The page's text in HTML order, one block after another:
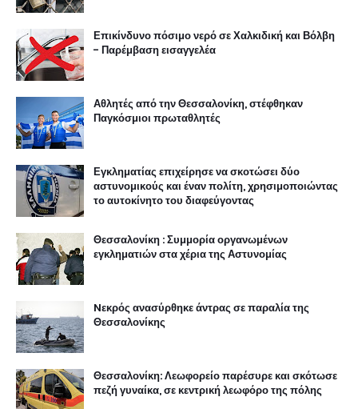
Επικίνδυνο πόσιμο νερό σε Χαλκιδική και Βόλβη
- Παρέμβαση εισαγγελέα
Αθλητές από την Θεσσαλονίκη, στέφθηκαν
Παγκόσμιοι πρωταθλητές
Εγκληματίας επιχείρησε να σκοτώσει δύο
αστυνομικούς και έναν πολίτη, χρησιμοποιώντας
το αυτοκίνητο του διαφεύγοντας
Θεσσαλονίκη : Συμμορία οργανωμένων
εγκληματιών στα χέρια της Αστυνομίας
Nεκρός ανασύρθηκε άντρας σε παραλία της
Θεσσαλονίκης
Θεσσαλονίκη: Λεωφορείο παρέσυρε και σκότωσε
πεζή γυναίκα, σε κεντρική λεωφόρο της πόλης